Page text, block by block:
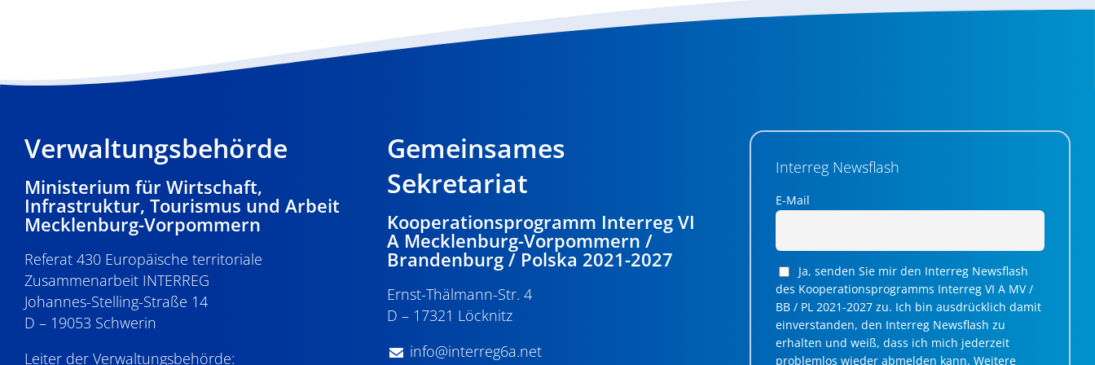
Verwaltungsbehörde
Ministerium für Wirtschaft,
Infrastruktur, Tourismus und Arbeit
Mecklenburg-Vorpommern
Referat 430 Europäische territoriale
Zusammenarbeit INTERREG
Johannes-Stelling-Straße 14
D – 19053 Schwerin
Leiter der Verwaltungsbehörde:
Gemeinsames
Sekretariat
Kooperationsprogramm Interreg VI
A Mecklenburg-Vorpommern /
Brandenburg / Polska 2021-2027
Ernst-Thälmann-Str. 4
D – 17321 Löcknitz
info@interreg6a.net
Interreg Newsflash
E-Mail
Ja, senden Sie mir den Interreg Newsflash
des Kooperationsprogramms Interreg VI A MV /
BB / PL 2021-2027 zu. Ich bin ausdrücklich damit
einverstanden, den Interreg Newsflash zu
erhalten und weiß, dass ich mich jederzeit
problemlos wieder abmelden kann. Weitere